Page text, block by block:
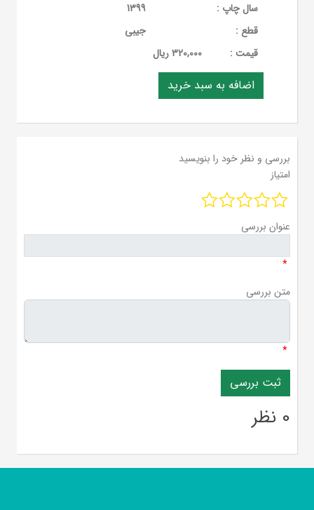
سال چاپ :
1399
قطع :
جیبی
قيمت :
320,000 ریال
بررسی و نظر خود را بنویسید
امتیاز
عنوان بررسی
*
متن بررسی
*
0 نظر